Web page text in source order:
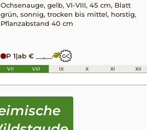
Ochsenauge, gelb, VI-VIII, 45 cm, Blatt
grün, sonnig, trocken bis mittel, horstig,
Pflanzabstand 40 cm
P 1|ab € __,__ GC
VII VIII IX X XI XII